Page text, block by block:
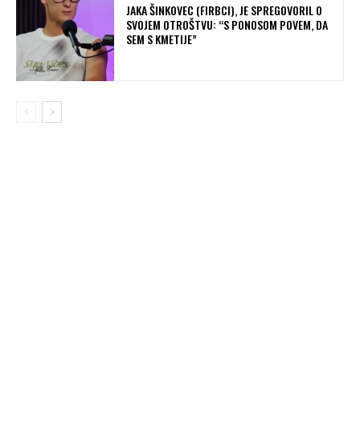
JAKA ŠINKOVEC (FIRBCI), JE SPREGOVORIL O
SVOJEM OTROŠTVU: “S PONOSOM POVEM, DA
SEM S KMETIJE”